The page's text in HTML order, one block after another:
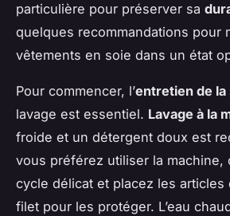
particulière pour préserver sa
quelques recommandations pour
vêtements en soie dans un état
Pour commencer, l’entretien de la
lavage est essentiel. Lavage à la
froide et un détergent doux est
vous préférez utiliser la machine,
cycle délicat et placez les articles
filet pour les protéger. L’eau